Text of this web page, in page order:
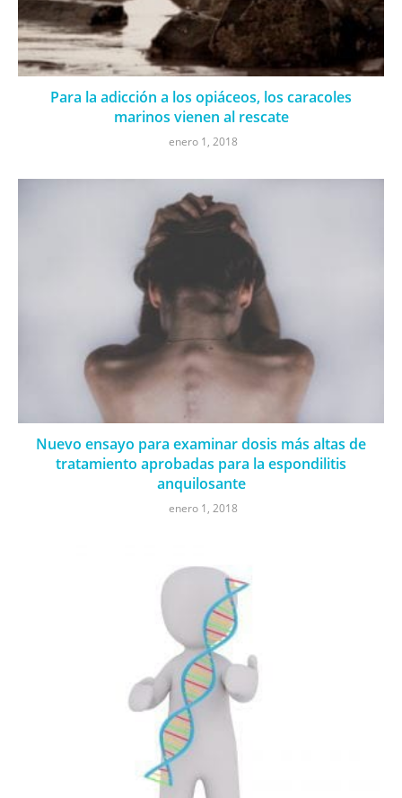
Para la adicción a los opiáceos, los caracoles
marinos vienen al rescate
enero 1, 2018
Nuevo ensayo para examinar dosis más altas de
tratamiento aprobadas para la espondilitis
anquilosante
enero 1, 2018